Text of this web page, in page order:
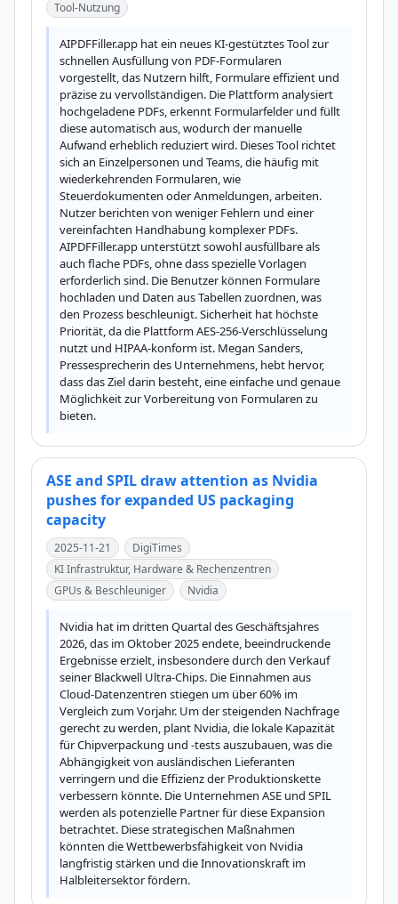
Tool-Nutzung
AIPDFFiller.app hat ein neues KI-gestütztes Tool zur
schnellen Ausfüllung von PDF-Formularen
vorgestellt, das Nutzern hilft, Formulare effizient und
präzise zu vervollständigen. Die Plattform analysiert
hochgeladene PDFs, erkennt Formularfelder und füllt
diese automatisch aus, wodurch der manuelle
Aufwand erheblich reduziert wird. Dieses Tool richtet
sich an Einzelpersonen und Teams, die häufig mit
wiederkehrenden Formularen, wie
Steuerdokumenten oder Anmeldungen, arbeiten.
Nutzer berichten von weniger Fehlern und einer
vereinfachten Handhabung komplexer PDFs.
AIPDFFiller.app unterstützt sowohl ausfüllbare als
auch flache PDFs, ohne dass spezielle Vorlagen
erforderlich sind. Die Benutzer können Formulare
hochladen und Daten aus Tabellen zuordnen, was
den Prozess beschleunigt. Sicherheit hat höchste
Priorität, da die Plattform AES-256-Verschlüsselung
nutzt und HIPAA-konform ist. Megan Sanders,
Pressesprecherin des Unternehmens, hebt hervor,
dass das Ziel darin besteht, eine einfache und genaue
Möglichkeit zur Vorbereitung von Formularen zu
bieten.
ASE and SPIL draw attention as Nvidia
pushes for expanded US packaging
capacity
2025-11-21
DigiTimes
KI Infrastruktur, Hardware & Rechenzentren
GPUs & Beschleuniger
Nvidia
Nvidia hat im dritten Quartal des Geschäftsjahres
2026, das im Oktober 2025 endete, beeindruckende
Ergebnisse erzielt, insbesondere durch den Verkauf
seiner Blackwell Ultra-Chips. Die Einnahmen aus
Cloud-Datenzentren stiegen um über 60% im
Vergleich zum Vorjahr. Um der steigenden Nachfrage
gerecht zu werden, plant Nvidia, die lokale Kapazität
für Chipverpackung und -tests auszubauen, was die
Abhängigkeit von ausländischen Lieferanten
verringern und die Effizienz der Produktionskette
verbessern könnte. Die Unternehmen ASE und SPIL
werden als potenzielle Partner für diese Expansion
betrachtet. Diese strategischen Maßnahmen
könnten die Wettbewerbsfähigkeit von Nvidia
langfristig stärken und die Innovationskraft im
Halbleitersektor fördern.